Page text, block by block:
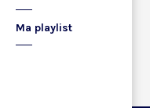
Ma playlist